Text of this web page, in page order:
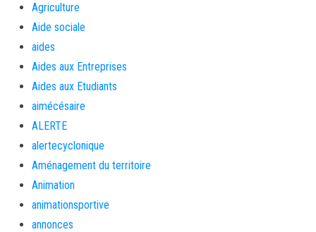
Agriculture
Aide sociale
aides
Aides aux Entreprises
Aides aux Etudiants
aimécésaire
ALERTE
alertecyclonique
Aménagement du territoire
Animation
animationsportive
annonces